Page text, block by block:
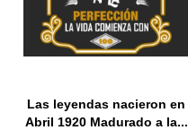
Las leyendas nacieron en
Abril 1920 Madurado a la...